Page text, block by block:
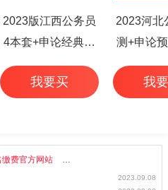
2023版江西公务员
4本套+申论经典范
文50篇+行测高频考
点 6本
我要买
2023河北
测+申论
本
我
费官方网站 2024年国考报名缴费官方
2023.09.08